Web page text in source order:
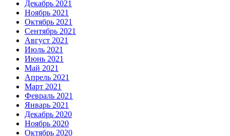
Декабрь 2021
Ноябрь 2021
Октябрь 2021
Сентябрь 2021
Август 2021
Июль 2021
Июнь 2021
Май 2021
Апрель 2021
Март 2021
Февраль 2021
Январь 2021
Декабрь 2020
Ноябрь 2020
Октябрь 2020